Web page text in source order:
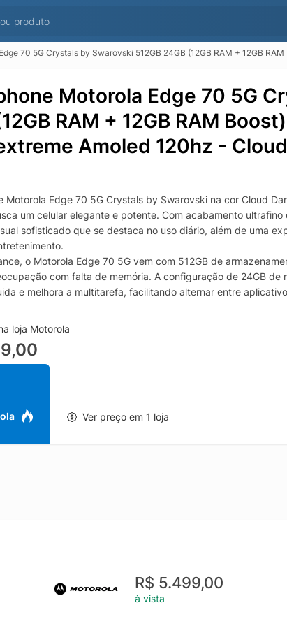
70 5G Crystals by Swarovski 512GB 24GB (12GB RAM + 12GB RAM
Motorola Edge 70 5G
RAM + 12GB RAM
Amoled 120hz -
Motorola Edge 70 5G Crystals by Swarovski na cor Cloud
um celular elegante e potente. Com acabamento
sofisticado que se destaca no uso diário, além de uma
o Motorola Edge 70 5G vem com 512GB de
com falta de memória. A configuração de 24GB de
e melhora a multitarefa, facilitando alternar entre
AMOLED de 120Hz proporciona imagens vibrantes, pretos
assistir séries, explorar redes sociais e jogar. A alta taxa de
AMOLED favorece contraste e fidelidade de cores,
detalhes, retratos e paisagens com qualidade, além de
o aparelho uma opção completa para quem quer um
loja Motorola
Ver preço em 1 loja
R$ 5.499,00
à vista